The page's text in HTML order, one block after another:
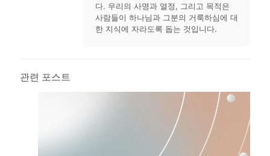
다. 우리의 사명과 열정, 그리고 목적은
사람들이 하나님과 그분의 거룩하심에 대
한 지식에 자라도록 돕는 것입니다.
관련 포스트